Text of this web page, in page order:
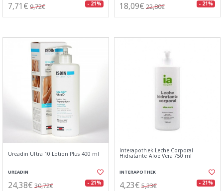
7,71€ 9,72€ - 21% 18,09€ 22,80€ - 21%
Ureadin Ultra 10 Lotion Plus 400 ml
UREADIN
24,38€ 30,72€ - 21%
Interapothek Leche Corporal
Hidratante Aloe Vera 750 ml
INTERAPOTHEK
4,23€ 5,33€ - 21%